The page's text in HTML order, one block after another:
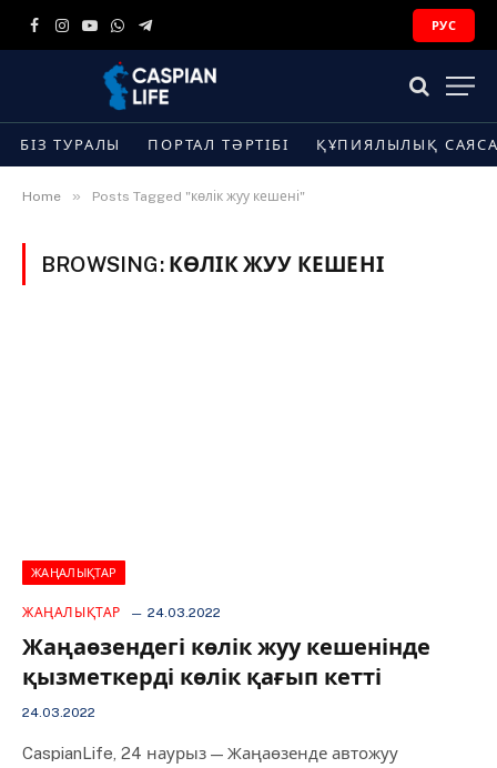
Facebook
Instagram
YouTube
WhatsApp
Telegram
РУС
БІЗ ТУРАЛЫ ПОРТАЛ ТӘРТІБІ ҚҰПИЯЛЫЛЫҚ
Home » Posts Tagged "көлік жуу кешені"
BROWSING: КӨЛІК ЖУУ КЕШЕНІ
ЖАҢАЛЫҚТАР
ЖАҢАЛЫҚТАР 24.03.2022
Жаңаөзендегі көлік жуу кешенінде
қызметкерді көлік қағып кетті
24.03.2022
CaspianLife, 24 наурыз — Жаңаөзенде автожуу